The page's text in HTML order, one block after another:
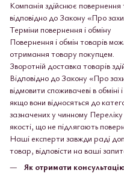
Компанія здійснює повернення
відповідно до Закону «Про
Терміни повернення і обміну
Повернення і обмін товарів
отримання товару покупцем.
Зворотній доставка товарів
Відповідно до Закону «Про
відмовити споживачеві в обміні
якщо вони відносяться до
зазначених у чинному
якості, що не підлягають
Наші експерти завжди раді
товар, відповісти на ваші
Як отримати